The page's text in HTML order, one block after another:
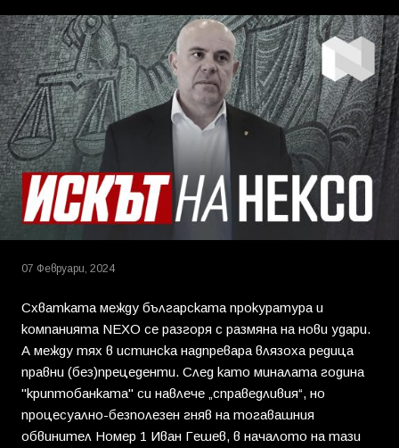
07 Февруари, 2024
Схватката между българската прокуратура и
компанията NEXO се разгоря с размяна на нови удари.
А между тях в истинска надпревара влязоха редица
правни (без)прецеденти. След като миналата година
"криптобанката" си навлече „справедливия“, но
процесуално-безполезен гняв на тогавашния
обвинител Номер 1 Иван Гешев, в началото на тази